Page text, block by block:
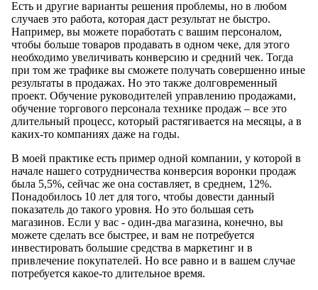
Есть и другие варианты решения проблемы, но в любом
случаев это работа, которая даст результат не быстро.
Например, вы можете поработать с вашим персоналом,
чтобы больше товаров продавать в одном чеке, для этого
необходимо увеличивать конверсию и средний чек. Тогда
при том же трафике вы сможете получать совершенно иные
результаты в продажах. Но это также долговременный
проект. Обучение руководителей управлению продажами,
обучение торгового персонала технике продаж – все это
длительный процесс, который растягивается на месяцы, а в
каких-то компаниях даже на годы.
В моей практике есть пример одной компании, у которой в
начале нашего сотрудничества конверсия воронки продаж
была 5,5%, сейчас же она составляет, в среднем, 12%.
Понадобилось 10 лет для того, чтобы довести данный
показатель до такого уровня. Но это большая сеть
магазинов. Если у вас - один-два магазина, конечно, вы
можете сделать все быстрее, и вам не потребуется
инвестировать большие средства в маркетинг и в
привлечение покупателей. Но все равно и в вашем случае
потребуется какое-то длительное время.